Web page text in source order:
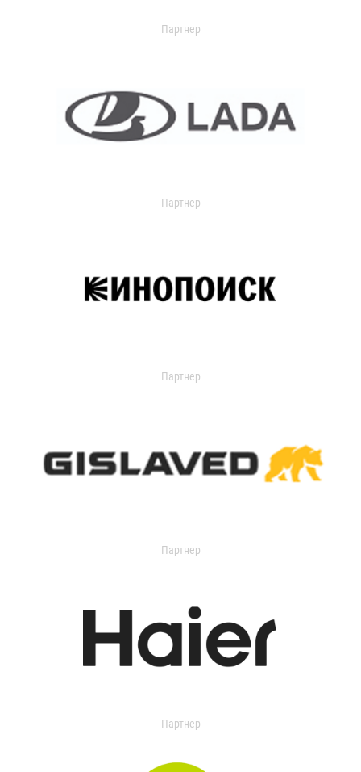
Партнер
Партнер
Партнер
Партнер
Партнер